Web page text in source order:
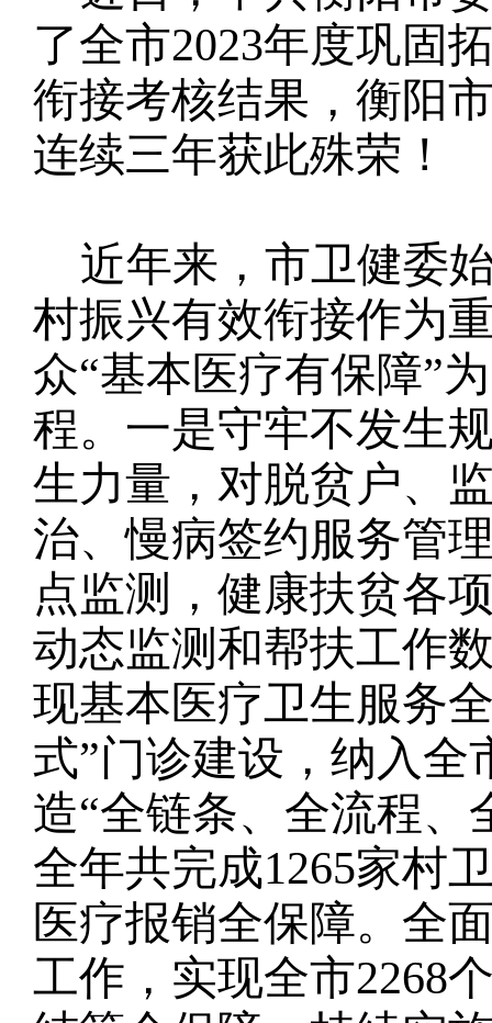
了全市2023年度巩固
衔接考核结果，衡阳
连续三年获此殊荣！
近年来，市卫健委
村振兴有效衔接作为
众“基本医疗有保障”
程。一是守牢不发生
生力量，对脱贫户、
治、慢病签约服务管
点监测，健康扶贫各
动态监测和帮扶工作
现基本医疗卫生服务
式”门诊建设，纳入
造“全链条、全流程、
全年共完成1265家村
医疗报销全保障。全
工作，实现全市2268